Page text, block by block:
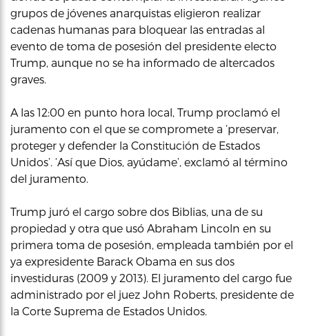
grupos de jóvenes anarquistas eligieron realizar
cadenas humanas para bloquear las entradas al
evento de toma de posesión del presidente electo
Trump, aunque no se ha informado de altercados
graves.
A las 12:00 en punto hora local, Trump proclamó el
juramento con el que se compromete a ‘preservar,
proteger y defender la Constitución de Estados
Unidos’. ‘Así que Dios, ayúdame’, exclamó al término
del juramento.
Trump juró el cargo sobre dos Biblias, una de su
propiedad y otra que usó Abraham Lincoln en su
primera toma de posesión, empleada también por el
ya expresidente Barack Obama en sus dos
investiduras (2009 y 2013). El juramento del cargo fue
administrado por el juez John Roberts, presidente de
la Corte Suprema de Estados Unidos.